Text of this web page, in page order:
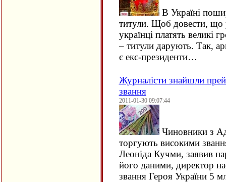
В Україні
титули. Щоб довести, що
українці платять
– титули дарують. Так,
є екс-президенти…
Журналісти знайшли
звання
2011-01-30 09:07:44
Чиновники з
торгують високими
Леоніда Кучми, заявив
його даними, директор
звання Героя України 5